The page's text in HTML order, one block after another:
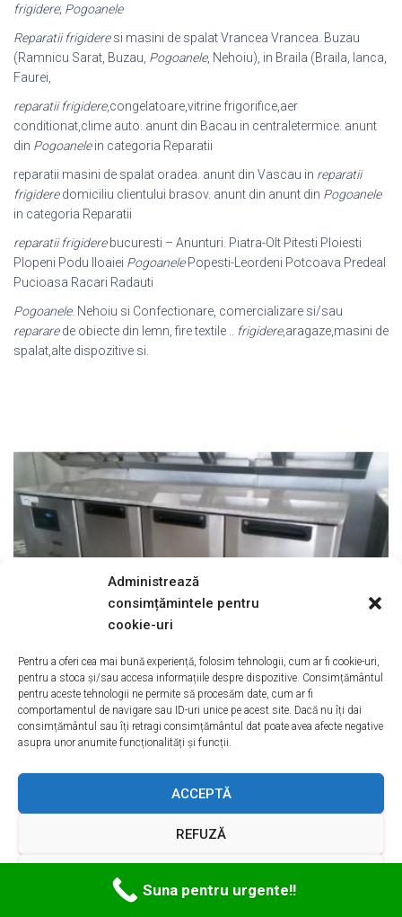
Administrează
consimțămintele pentru
cookie-uri
Pentru a oferi cea mai bună experiență, folosim tehnologii, cum ar fi cookie-uri,
pentru a stoca și/sau accesa informațiile despre dispozitive. Consimțământul
pentru aceste tehnologii ne permite să procesăm date, cum ar fi
comportamentul de navigare sau ID-uri unice pe acest site. Dacă nu îți dai
consimțământul sau îți retragi consimțământul dat poate avea afecte negative
asupra unor anumite funcționalități și funcții.
ACCEPTĂ
REFUZĂ
frigidere; Pogoanele
Reparatii frigideresi masini de spalat Vrancea Vrancea. Buzau
(Ramnicu Sarat, Buzau, Pogoanele, Nehoiu), in Braila (Braila, Ianca,
Faurei,
reparatii frigidere,congelatoare,vitrine frigorifice,aer
conditionat,clime auto. anunt din Bacau in centraletermice. anunt
din Pogoanelein categoria Reparatii
reparatii masini de spalat oradea. anunt din Vascau in reparatii
frigideredomiciliu clientului brasov. anunt din anunt din Pogoanele
in categoria Reparatii
reparatii frigiderebucuresti – Anunturi. Piatra-Olt Pitesti Ploiesti
Plopeni Podu Iloaiei PogoanelePopesti-Leordeni Potcoava Predeal
Pucioasa Racari Radauti
Pogoanele. Nehoiu si Confectionare, comercializare si/sau
repararede obiecte din lemn, fire textile .. frigidere,aragaze,masini de
spalat,alte dispozitive si.
OferimReparatii Frigiderein
urmatoarele localitati dinBUZAU
Reparatii Frigidere BUZAU
Suna pentru urgente!!